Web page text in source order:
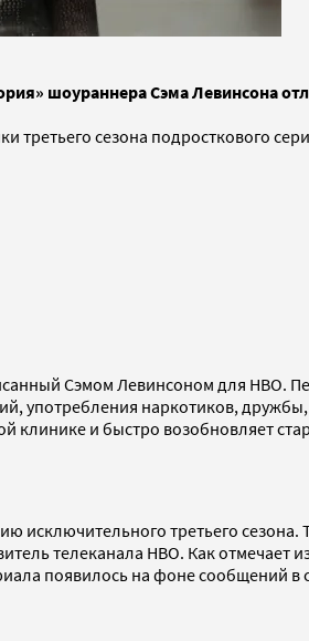
шоураннера Сэма
третьего сезона подросткового
Сэмом Левинсоном для HBO.
употребления наркотиков,
клинике и быстро возобновляет
исключительного третьего
телеканала HBO. Как
появилось на фоне сообщений в